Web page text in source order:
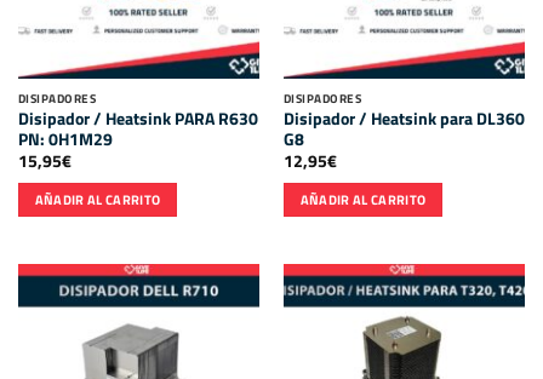
DISIPADORES
Disipador / Heatsink PARA R630
PN: 0H1M29
15,95€
AÑADIR AL CARRITO
DISIPADORES
Disipador / Heatsink para DL360
G8
12,95€
AÑADIR AL CARRITO